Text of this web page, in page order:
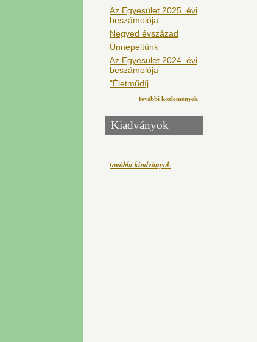
Az Egyesület 2025. évi
beszámolója
Negyed évszázad
Ünnepeltünk
Az Egyesület 2024. évi
beszámolója
"Életműdíj
további közlemények
Kiadványok
további kiadványok